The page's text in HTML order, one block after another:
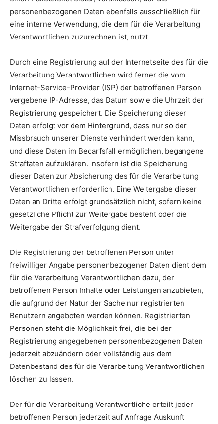
personenbezogenen Daten ebenfalls ausschließlich für
eine interne Verwendung, die dem für die Verarbeitung
Verantwortlichen zuzurechnen ist, nutzt.
Durch eine Registrierung auf der Internetseite des für die
Verarbeitung Verantwortlichen wird ferner die vom
Internet-Service-Provider (ISP) der betroffenen Person
vergebene IP-Adresse, das Datum sowie die Uhrzeit der
Registrierung gespeichert. Die Speicherung dieser
Daten erfolgt vor dem Hintergrund, dass nur so der
Missbrauch unserer Dienste verhindert werden kann,
und diese Daten im Bedarfsfall ermöglichen, begangene
Straftaten aufzuklären. Insofern ist die Speicherung
dieser Daten zur Absicherung des für die Verarbeitung
Verantwortlichen erforderlich. Eine Weitergabe dieser
Daten an Dritte erfolgt grundsätzlich nicht, sofern keine
gesetzliche Pflicht zur Weitergabe besteht oder die
Weitergabe der Strafverfolgung dient.
Die Registrierung der betroffenen Person unter
freiwilliger Angabe personenbezogener Daten dient dem
für die Verarbeitung Verantwortlichen dazu, der
betroffenen Person Inhalte oder Leistungen anzubieten,
die aufgrund der Natur der Sache nur registrierten
Benutzern angeboten werden können. Registrierten
Personen steht die Möglichkeit frei, die bei der
Registrierung angegebenen personenbezogenen Daten
jederzeit abzuändern oder vollständig aus dem
Datenbestand des für die Verarbeitung Verantwortlichen
löschen zu lassen.
Der für die Verarbeitung Verantwortliche erteilt jeder
betroffenen Person jederzeit auf Anfrage Auskunft